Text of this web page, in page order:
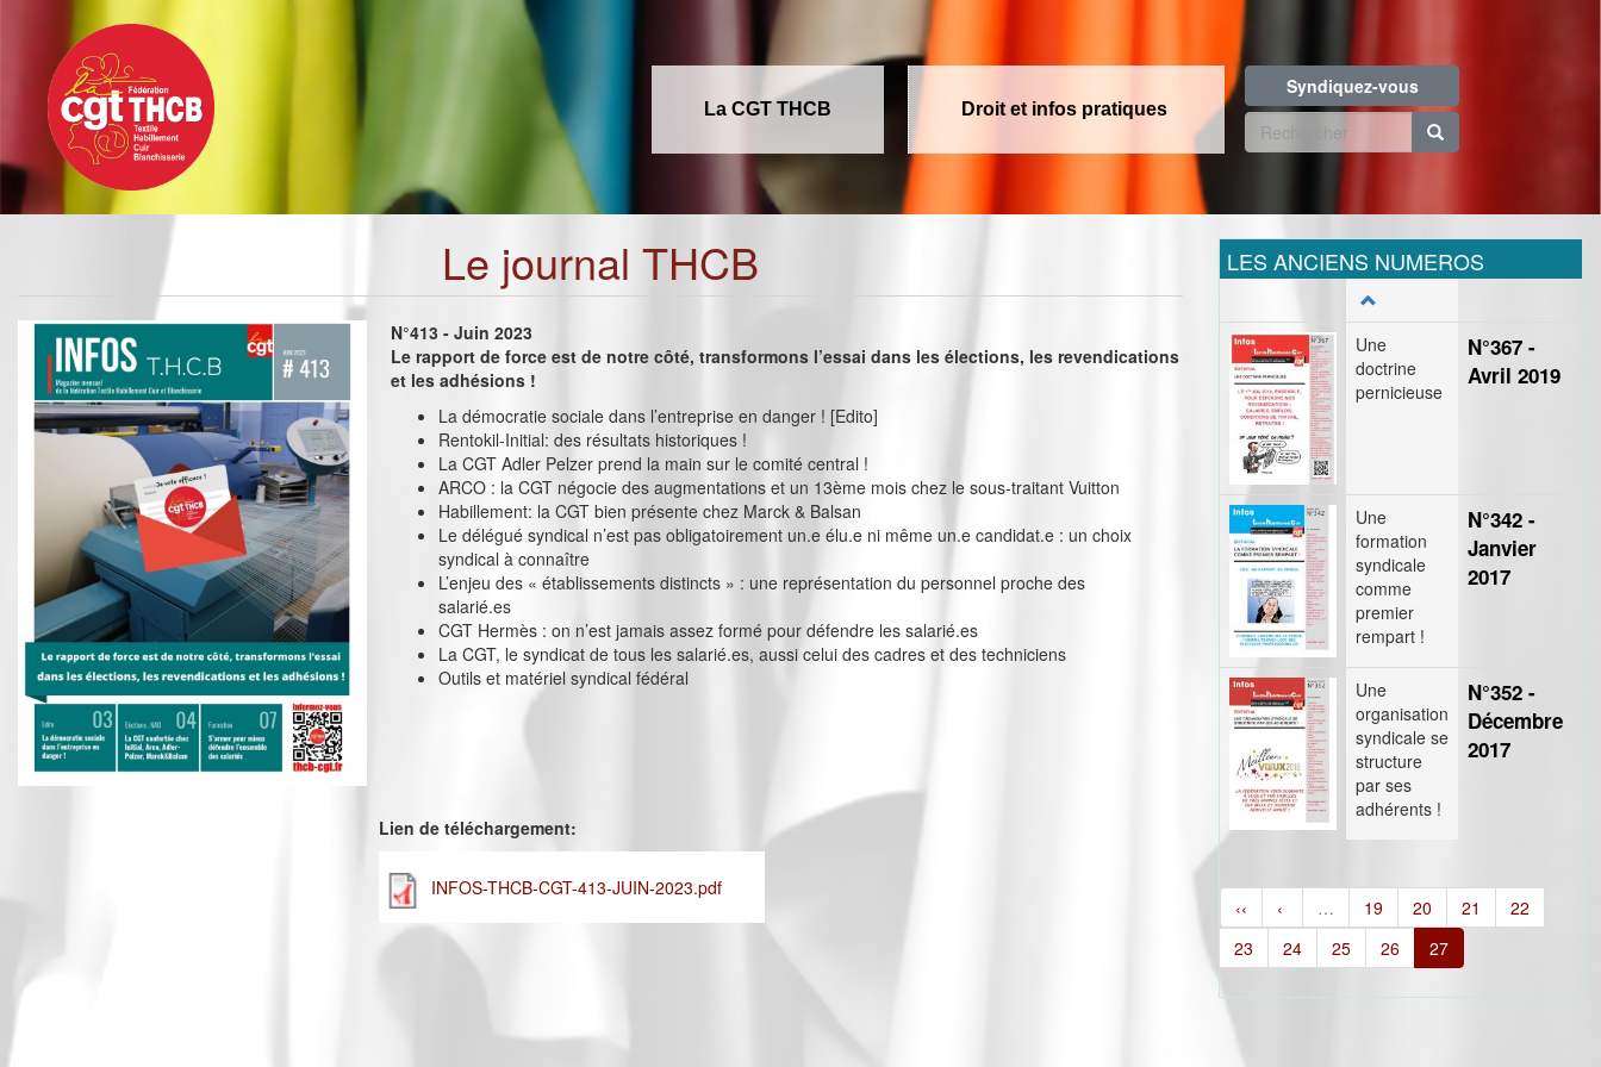
contenu
principal
La CGT THCB Droit et infos pratiques
Syndiquez-vous
Formulaire
recherche
Le journal THCB
N°413 - Juin 2023
Le rapport de force est de notre côté, transformons l’essai dans les élections, les revendications
et les adhésions !
La démocratie sociale dans l’entreprise en danger ! [Edito]
Rentokil-Initial: des résultats historiques !
La CGT Adler Pelzer prend la main sur le comité central !
ARCO : la CGT négocie des augmentations et un 13ème mois chez le sous-traitant Vuitton
Habillement: la CGT bien présente chez Marck & Balsan
Le délégué syndical n’est pas obligatoirement un.e élu.e ni même un.e candidat.e : un choix
syndical à connaître
L’enjeu des « établissements distincts » : une représentation du personnel proche des
salarié.es
CGT Hermès : on n’est jamais assez formé pour défendre les salarié.es
La CGT, le syndicat de tous les salarié.es, aussi celui des cadres et des techniciens
Outils et matériel syndical fédéral
Lien de téléchargement:
INFOS-THCB-CGT-413-JUIN-2023.pdf
LES ANCIENS NUMEROS
Une
doctrine
pernicieuse
N°367 -
Avril 2019
Une
formation
syndicale
comme
premier
rempart !
N°342 -
Janvier
2017
Une
organisation
syndicale se
structure
par ses
adhérents !
N°352 -
Décembre
2017
‹‹ ‹ … 19 20 21
22
23
24 25 26 27